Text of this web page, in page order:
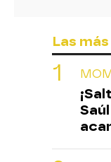
Las